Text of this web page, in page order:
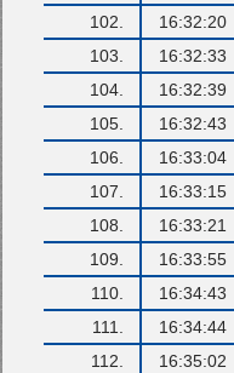
102.
16:32:20
103.
16:32:33
104.
16:32:39
105.
16:32:43
106.
16:33:04
107.
16:33:15
108.
16:33:21
109.
16:33:55
110.
16:34:43
111.
16:34:44
112.
16:35:02